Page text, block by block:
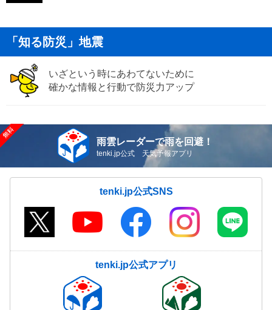
「知る防災」地震
いざという時にあわてないために
確かな情報と行動で防災力アップ
雨雲レーダーで雨を回避！
tenki.jp公式 天気予報アプリ
tenki.jp公式SNS
tenki.jp公式アプリ